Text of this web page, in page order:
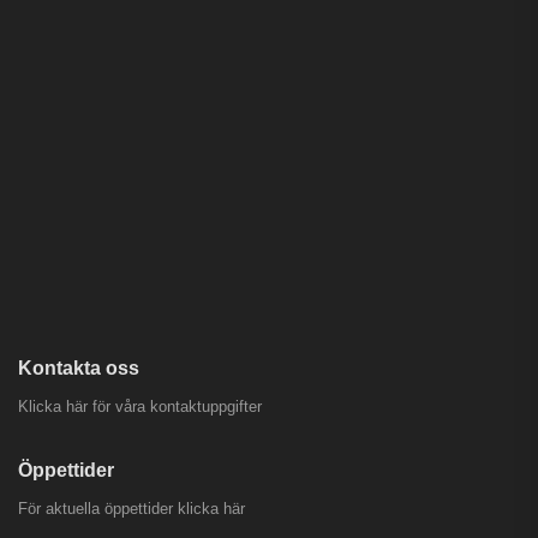
Kontakta oss
Klicka här för våra kontaktuppgifter
Öppettider
För aktuella öppettider klicka här